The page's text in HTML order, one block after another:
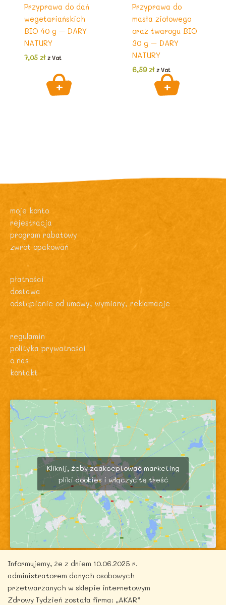
Przyprawa do dań
wegetariańskich
BIO 40 g – DARY
NATURY
7,05 zł z Vat
Przyprawa do
masła ziołowego
oraz twarogu BIO
30 g – DARY
NATURY
6,59zł z Vat
moje konto
rejestracja
program rabatowy
zwrot opakowań
płatności
dostawa
odstąpienie od umowy, wymiany, reklamacje
regulamin
polityka prywatności
o nas
kontakt
Kliknij, żeby zaakceptować marketing
pliki cookies i włączyć tę treść
Informujemy, że z dniem 10.06.2025 r.
administratorem danych osobowych
przetwarzanych w sklepie internetowym
Zdrowy Tydzień została firma: „AKAR”